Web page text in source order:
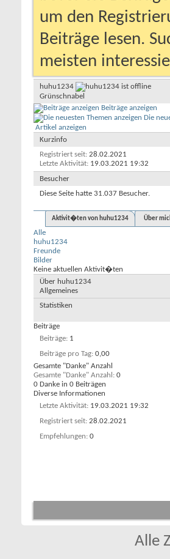
um den
Beiträge lesen.
meisten
huhu1234
Grünschnabel
Beiträge anzeigen
Die
Artikel anzeigen
Kurzinfo
Registriert seit 28.02.2021
Letzte Aktivität 19.03.2021 19:32
Besucher
Diese Seite hatte 31.037 Besucher.
Aktivit�ten von huhu1234 Über
Alle
huhu1234
Freunde
Bilder
Keine aktuellen Aktivit�ten
Über huhu1234
Allgemeines
Statistiken
Beiträge
Beiträge 1
Beiträge pro Tag 0,00
Gesamte "Danke" Anzahl
Gesamte "Danke" Anzahl
0
0 Danke in 0 Beiträgen
Diverse Informationen
Letzte Aktivität 19.03.2021 19:32
Registriert seit 28.02.2021
Empfehlungen 0
Alle